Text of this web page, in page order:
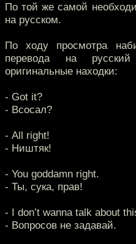
По той же самой
на русском.
По ходу просмотра
перевода на
оригинальные находки:
- Got it?
- Всосал?
- All right!
- Ништяк!
- You goddamn right.
- Ты, сука, прав!
- I don’t wanna talk about
- Вопросов не задавай.